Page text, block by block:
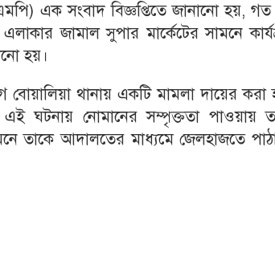
এক সংবাদ বিজ্ঞপ্তিতে জানানো হয়,
জামাল সুপার মার্কেটের সামনে
হয়।
বোয়ালিয়া থানায় একটি মামলা দায়ের করা
এই ঘটনায় নোমানের সম্পৃক্ততা পাওয়ায়
তাকে আদালতের মাধ্যমে জেলহাজতে